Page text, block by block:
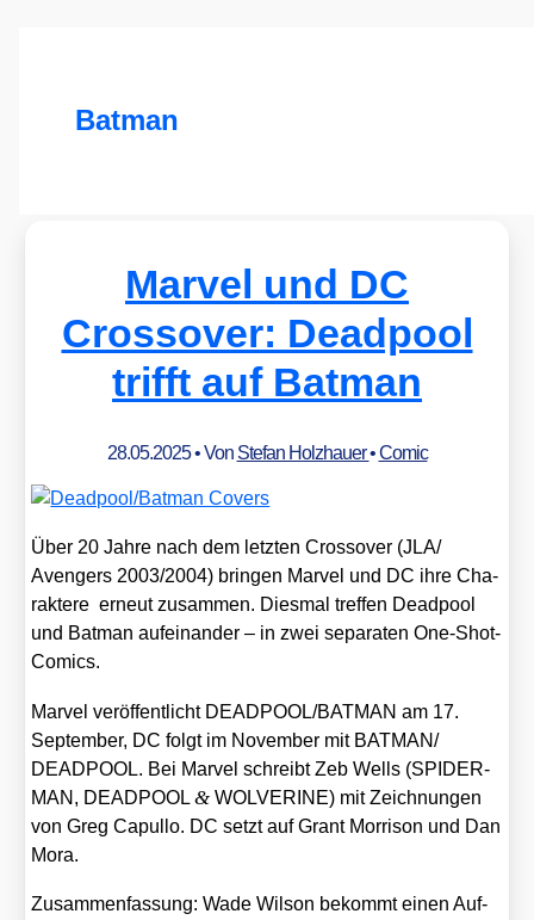
Batman
Marvel und DC
Crossover: Deadpool
trifft auf Batman
28.05.2025• Von Stefan Holzhauer•Comic
Über 20 Jah­re nach dem letz­ten Cross­over (JLA/​
Avengers 2003/​2004) brin­gen Mar­vel und DC ihre Cha­
rak­te­re erneut zusam­men. Dies­mal tref­fen Dead­pool
und Bat­man auf­ein­an­der – in zwei sepa­ra­ten One-Shot-
Comics.
Mar­vel ver­öf­fent­licht DEADPOOL/​BATMAN am 17.
Sep­tem­ber, DC folgt im Novem­ber mit BATMAN/​
DEADPOOL. Bei Mar­vel schreibt Zeb Wells (SPIDER-
MAN, DEADPOOL& WOLVERINE) mit Zeich­nun­gen
von Greg Capul­lo. DC setzt auf Grant Mor­ri­son und Dan
Mora.
Zusam­men­fas­sung: Wade Wil­son bekommt einen Auf­